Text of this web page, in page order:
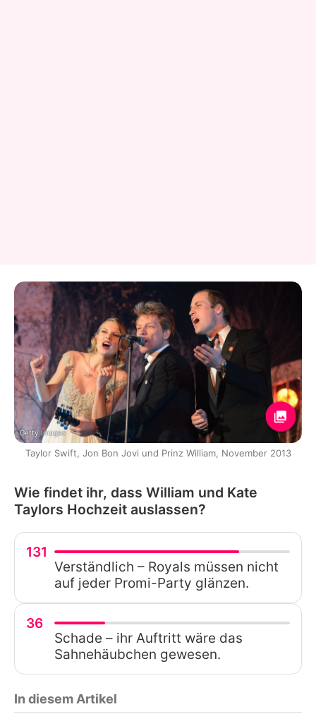
Getty Images
Taylor Swift, Jon Bon Jovi und Prinz William, November 2013
Wie findet ihr, dass William und Kate
Taylors Hochzeit auslassen?
131
Verständlich – Royals müssen nicht
auf jeder Promi-Party glänzen.
36
Schade – ihr Auftritt wäre das
Sahnehäubchen gewesen.
In diesem Artikel